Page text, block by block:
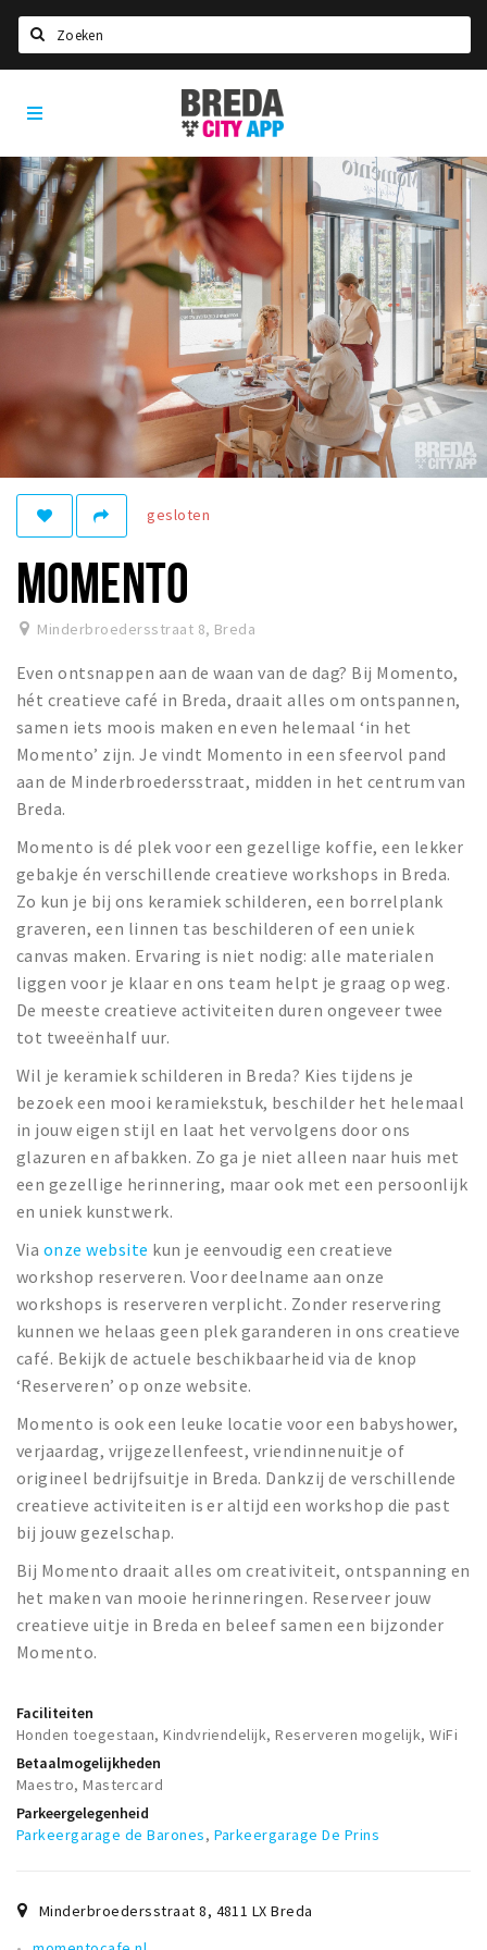
Home
Agenda
Deals
Party pics
Nieuws, interviews & blogs
Eten
Slapen
Recreatief
Winkels
Winkelgebieden
Bezienswaardigheden
Musea, theaters & podia
Uitjes & activiteiten
Toeristische routes
Natuurgebieden
Baroniepoorten
Sport
Privacy
Inloggen
Breda
City
App
gesloten
MOMENTO
Minderbroedersstraat 8, Breda
Even ontsnappen aan de waan van de dag? Bij Momento,
hét creatieve café in Breda, draait alles om ontspannen,
samen iets moois maken en even helemaal ‘in het
Momento’ zijn. Je vindt Momento in een sfeervol pand
aan de Minderbroedersstraat, midden in het centrum van
Breda.
Momento is dé plek voor een gezellige koffie, een lekker
gebakje én verschillende creatieve workshops in Breda.
Zo kun je bij ons keramiek schilderen, een borrelplank
graveren, een linnen tas beschilderen of een uniek
canvas maken. Ervaring is niet nodig: alle materialen
liggen voor je klaar en ons team helpt je graag op weg.
De meeste creatieve activiteiten duren ongeveer twee
tot tweeënhalf uur.
Wil je keramiek schilderen in Breda? Kies tijdens je
bezoek een mooi keramiekstuk, beschilder het helemaal
in jouw eigen stijl en laat het vervolgens door ons
glazuren en afbakken. Zo ga je niet alleen naar huis met
een gezellige herinnering, maar ook met een persoonlijk
en uniek kunstwerk.
Via onze website kun je eenvoudig een creatieve
workshop reserveren. Voor deelname aan onze
workshops is reserveren verplicht. Zonder reservering
kunnen we helaas geen plek garanderen in ons creatieve
café. Bekijk de actuele beschikbaarheid via de knop
‘Reserveren’ op onze website.
Momento is ook een leuke locatie voor een babyshower,
verjaardag, vrijgezellenfeest, vriendinnenuitje of
origineel bedrijfsuitje in Breda. Dankzij de verschillende
creatieve activiteiten is er altijd een workshop die past
bij jouw gezelschap.
Bij Momento draait alles om creativiteit, ontspanning en
het maken van mooie herinneringen. Reserveer jouw
creatieve uitje in Breda en beleef samen een bijzonder
Momento.
Faciliteiten
Honden toegestaan, Kindvriendelijk, Reserveren mogelijk, WiFi
Betaalmogelijkheden
Maestro, Mastercard
Parkeergelegenheid
Parkeergarage de Barones, Parkeergarage De Prins
Minderbroedersstraat 8, 4811 LX Breda